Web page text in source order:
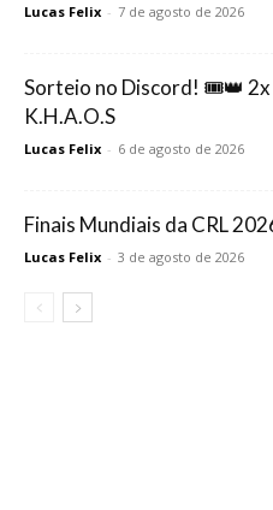
Lucas Felix - 7 de agosto de 2026
Sorteio no Discord! 🎟️👑 2x
K.H.A.O.S
Lucas Felix - 6 de agosto de 2026
Finais Mundiais da CRL
Lucas Felix - 3 de agosto de 2026